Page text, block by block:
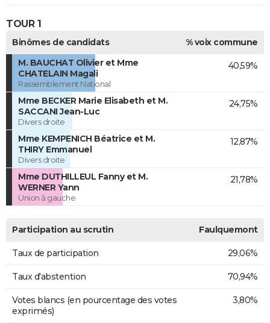
TOUR 1
Binômes de candidats
% voix commune
M. BAUCHAT Olivier et Mme
CHATELAIN Magali
Rassemblement National
40,59%
Mme BECKER Marie Elisabeth et M.
SACCANI Jean-Luc
Divers droite
24,75%
Mme KEMPENICH Béatrice et M.
THIRY Emmanuel
Divers droite
12,87%
Mme DUTHILLEUL Fanny et M.
WERNER Yann
Union à gauche
21,78%
Participation au scrutin Faulquemont
Taux de participation 29,06%
Taux d'abstention 70,94%
Votes blancs (en pourcentage des votes
exprimés)
3,80%